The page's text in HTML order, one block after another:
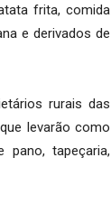
frita, comida
e derivados de
rurais das
levarão como
pano, tapeçaria,